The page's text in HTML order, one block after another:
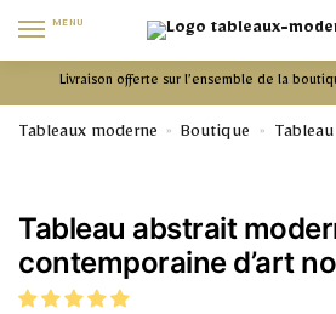
MENU
Livraison offerte sur l’ensemble de la
Tableaux moderne » Boutique »
Tableau abstrait
contemporaine d’art